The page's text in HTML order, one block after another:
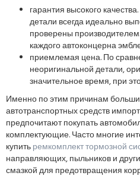
гарантия высокого
детали всегда идеально
проверены
каждого автоконцерна
приемлемая цена. По
неоригинальной детали,
значительное время, при
Именно по этим причинам
автотранспортных средств
предпочитают покупать
комплектующие. Часто многие
купитьремкомплект тормозной
направляющих, пыльников и
смазкой для предотвращения